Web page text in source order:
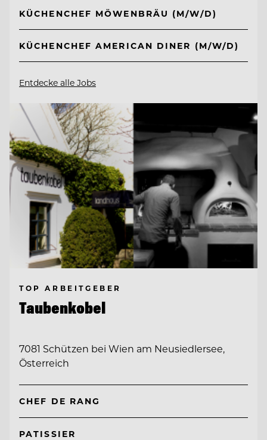
KÜCHENCHEF MÖWENBRÄU (M/W/D)
KÜCHENCHEF AMERICAN DINER (M/W/D)
Entdecke alle Jobs
TOP ARBEITGEBER
Taubenkobel
7081 Schützen bei Wien am Neusiedlersee,
Österreich
CHEF DE RANG
PATISSIER